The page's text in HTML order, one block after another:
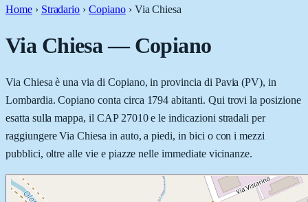
Home › Stradario › Copiano › Via Chiesa
Via Chiesa—Copiano
Via Chiesa è una via di Copiano, in provincia di Pavia (PV), in
Lombardia. Copiano conta circa 1794 abitanti. Qui trovi la posizione
esatta sulla mappa, il CAP 27010 e le indicazioni stradali per
raggiungere Via Chiesa in auto, a piedi, in bici o con i mezzi
pubblici, oltre alle vie e piazze nelle immediate vicinanze.